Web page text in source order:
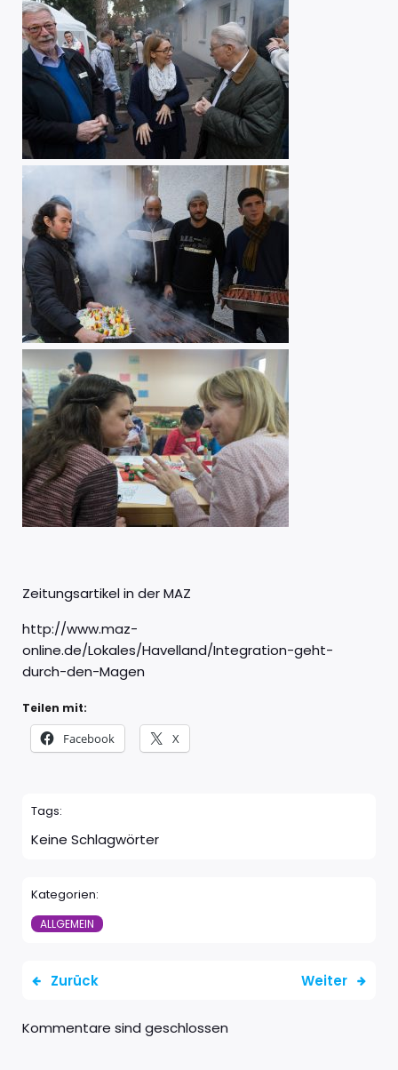
Zeitungsartikel in der MAZ
http://www.maz-
online.de/Lokales/Havelland/Integration-geht-
durch-den-Magen
Teilen mit:
Facebook X
Tags:
Keine Schlagwörter
Kategorien:
ALLGEMEIN
Zurück Weiter
Kommentare sind geschlossen